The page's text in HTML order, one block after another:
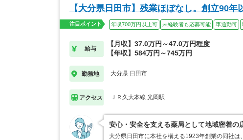
【大分県日田市】残業ほぼなし。創立90年
注目ポイント 年収700万円以上可 未経験者も応募可能 車通勤可
給与
【月収】37.0万円～47.0万円程度
【年収】584万円～745万円
勤務地 大分県 日田市
アクセス ＪＲ久大本線 光岡駅
安心・安全を支える薬局として地域密着の
大分県日田市に本社を構える1923年創業の同社